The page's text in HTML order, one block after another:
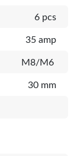
6 pcs
35 amp
M8/M6
30 mm